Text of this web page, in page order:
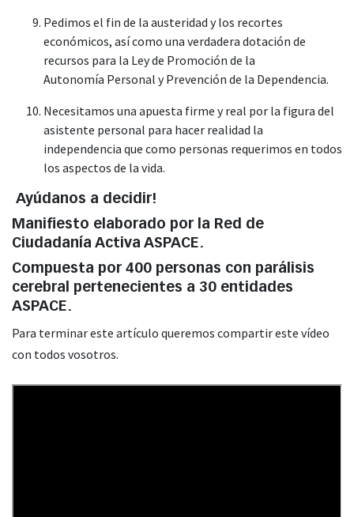
Pedimos el fin de la austeridad y los recortes
económicos, así como una verdadera dotación de
recursos para la Ley de Promoción de la
Autonomía Personal y Prevención de la Dependencia.
Necesitamos una apuesta firme y real por la figura del
asistente personal para hacer realidad la
independencia que como personas requerimos en todos
los aspectos de la vida.
Ayúdanos a decidir!
Manifiesto elaborado por la Red de
Ciudadanía Activa ASPACE.
Compuesta por 400 personas con parálisis
cerebral pertenecientes a 30 entidades
ASPACE.
Para terminar este artículo queremos compartir este vídeo
con todos vosotros.